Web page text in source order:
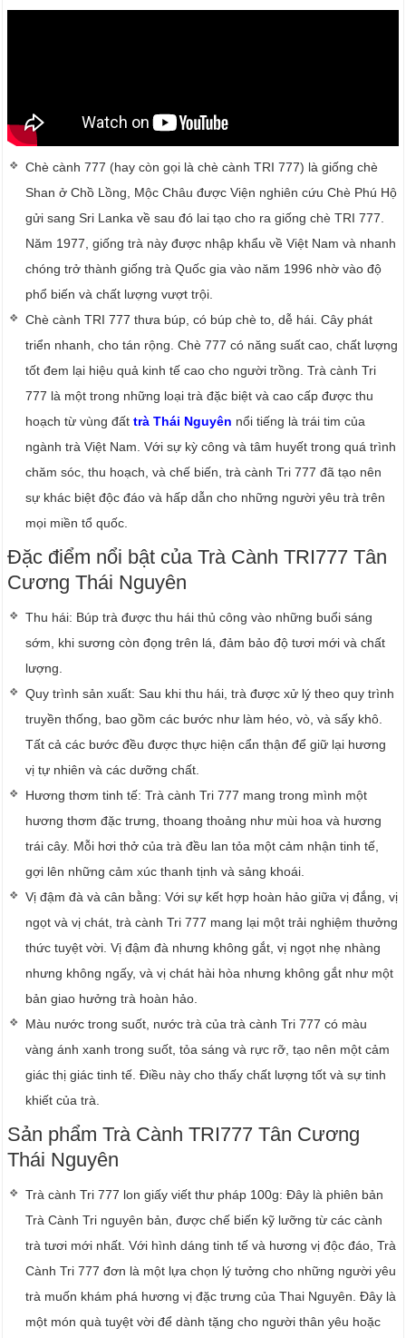
Chè cành 777 (hay còn gọi là chè cành TRI 777) là giống chè
Shan ở Chồ Lồng, Mộc Châu được Viện nghiên cứu Chè Phú Hộ
gửi sang Sri Lanka về sau đó lai tạo cho ra giống chè TRI 777.
Năm 1977, giống trà này được nhập khẩu về Việt Nam và nhanh
chóng trở thành giống trà Quốc gia vào năm 1996 nhờ vào độ
phổ biến và chất lượng vượt trội.
Chè cành TRI 777 thưa búp, có búp chè to, dễ hái. Cây phát
triển nhanh, cho tán rộng. Chè 777 có năng suất cao, chất lượng
tốt đem lại hiệu quả kinh tế cao cho người trồng. Trà cành Tri
777 là một trong những loại trà đặc biệt và cao cấp được thu
hoạch từ vùng đấttrà Thái Nguyên nổi tiếng là trái tim của
ngành trà Việt Nam. Với sự kỳ công và tâm huyết trong quá trình
chăm sóc, thu hoạch, và chế biến, trà cành Tri 777 đã tạo nên
sự khác biệt độc đáo và hấp dẫn cho những người yêu trà trên
mọi miền tổ quốc.
Đặc điểm nổi bật của Trà Cành TRI777 Tân
Cương Thái Nguyên
Thu hái: Búp trà được thu hái thủ công vào những buổi sáng
sớm, khi sương còn đọng trên lá, đảm bảo độ tươi mới và chất
lượng.
Quy trình sản xuất: Sau khi thu hái, trà được xử lý theo quy trình
truyền thống, bao gồm các bước như làm héo, vò, và sấy khô.
Tất cả các bước đều được thực hiện cẩn thận để giữ lại hương
vị tự nhiên và các dưỡng chất.
Hương thơm tinh tế: Trà cành Tri 777 mang trong mình một
hương thơm đặc trưng, thoang thoảng như mùi hoa và hương
trái cây. Mỗi hơi thở của trà đều lan tỏa một cảm nhận tinh tế,
gợi lên những cảm xúc thanh tịnh và sảng khoái.
Vị đậm đà và cân bằng: Với sự kết hợp hoàn hảo giữa vị đắng, vị
ngọt và vị chát, trà cành Tri 777 mang lại một trải nghiệm thưởng
thức tuyệt vời. Vị đậm đà nhưng không gắt, vị ngọt nhẹ nhàng
nhưng không ngấy, và vị chát hài hòa nhưng không gắt như một
bản giao hưởng trà hoàn hảo.
Màu nước trong suốt, nước trà của trà cành Tri 777 có màu
vàng ánh xanh trong suốt, tỏa sáng và rực rỡ, tạo nên một cảm
giác thị giác tinh tế. Điều này cho thấy chất lượng tốt và sự tinh
khiết của trà.
Sản phẩm Trà Cành TRI777 Tân Cương
Thái Nguyên
Trà cành Tri 777 lon giấy viết thư pháp 100g: Đây là phiên bản
Trà Cành Tri nguyên bản, được chế biến kỹ lưỡng từ các cành
trà tươi mới nhất. Với hình dáng tinh tế và hương vị độc đáo, Trà
Cành Tri 777 đơn là một lựa chọn lý tưởng cho những người yêu
trà muốn khám phá hương vị đặc trưng của Thai Nguyên. Đây là
một món quà tuyệt vời để dành tặng cho người thân yêu hoặc